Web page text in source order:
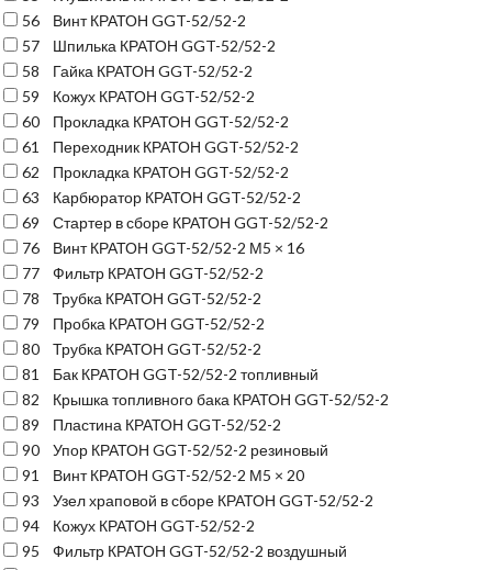
56
Винт КРАТОН GGT-52/52-2
57
Шпилька КРАТОН GGT-52/52-2
58
Гайка КРАТОН GGT-52/52-2
59
Кожух КРАТОН GGT-52/52-2
60
Прокладка КРАТОН GGT-52/52-2
61
Переходник КРАТОН GGT-52/52-2
62
Прокладка КРАТОН GGT-52/52-2
63
Карбюратор КРАТОН GGT-52/52-2
69
Стартер в сборе КРАТОН GGT-52/52-2
76
Винт КРАТОН GGT-52/52-2 М5 × 16
77
Фильтр КРАТОН GGT-52/52-2
78
Трубка КРАТОН GGT-52/52-2
79
Пробка КРАТОН GGT-52/52-2
80
Трубка КРАТОН GGT-52/52-2
81
Бак КРАТОН GGT-52/52-2 топливный
82
Крышка топливного бака КРАТОН GGT-52/52-2
89
Пластина КРАТОН GGT-52/52-2
90
Упор КРАТОН GGT-52/52-2 резиновый
91
Винт КРАТОН GGT-52/52-2 М5 × 20
93
Узел храповой в сборе КРАТОН GGT-52/52-2
94
Кожух КРАТОН GGT-52/52-2
95
Фильтр КРАТОН GGT-52/52-2 воздушный